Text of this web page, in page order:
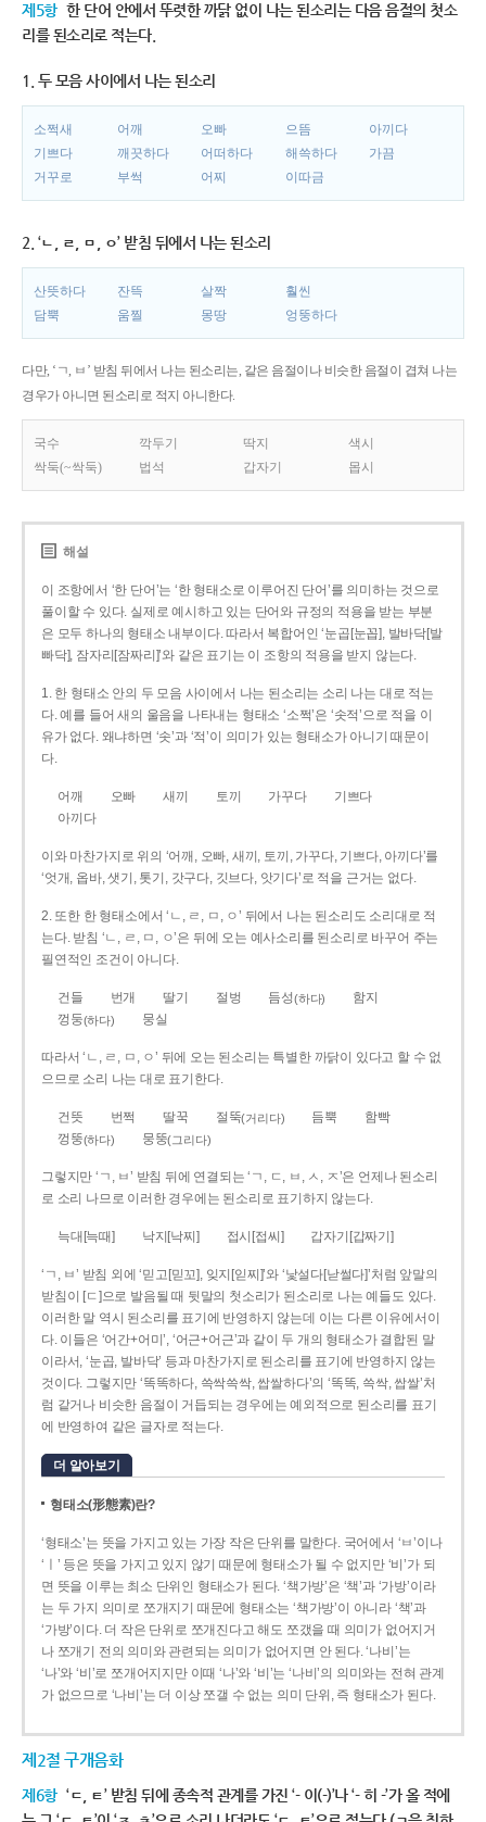
제5항 한 단어 안에서 뚜렷한 까닭 없이 나는 된소리는 다음 음절의 첫소
리를 된소리로 적는다.
1. 두 모음 사이에서 나는 된소리
소쩍새 어깨 오빠 으뜸
아끼다
기쁘다
깨끗하다 어떠하다 해쓱하다
가끔
거꾸로
부썩 어찌 이따금
2. ‘ㄴ, ㄹ, ㅁ, ㅇ’ 받침 뒤에서 나는 된소리
산뜻하다 잔뜩 살짝
훨씬
담뿍
움찔 몽땅 엉뚱하다
다만, ‘ㄱ, ㅂ’ 받침 뒤에서 나는 된소리는, 같은 음절이나 비슷한 음절이 겹쳐 나는
경우가 아니면 된소리로 적지 아니한다.
국수 깍두기 딱지
색시
싹둑(~싹둑)
법석 갑자기 몹시
해설
이 조항에서 ‘한 단어’는 ‘한 형태소로 이루어진 단어’를 의미하는 것으로
풀이할 수 있다. 실제로 예시하고 있는 단어와 규정의 적용을 받는 부분
은 모두 하나의 형태소 내부이다. 따라서 복합어인 ‘눈곱[눈꼽], 발바닥[발
빠닥], 잠자리[잠짜리]’와 같은 표기는 이 조항의 적용을 받지 않는다.
1. 한 형태소 안의 두 모음 사이에서 나는 된소리는 소리 나는 대로 적는
다. 예를 들어 새의 울음을 나타내는 형태소 ‘소쩍’은 ‘솟적’으로 적을 이
유가 없다. 왜냐하면 ‘솟’과 ‘적’이 의미가 있는 형태소가 아니기 때문이
다.
어깨 오빠 새끼 토끼 가꾸다
기쁘다
아끼다
이와 마찬가지로 위의 ‘어깨, 오빠, 새끼, 토끼, 가꾸다, 기쁘다, 아끼다’를
‘엇개, 옵바, 샛기, 톳기, 갓구다, 깃브다, 앗기다’로 적을 근거는 없다.
2. 또한 한 형태소에서 ‘ㄴ, ㄹ, ㅁ, ㅇ’ 뒤에서 나는 된소리도 소리대로 적
는다. 받침 ‘ㄴ, ㄹ, ㅁ, ㅇ’은 뒤에 오는 예사소리를 된소리로 바꾸어 주는
필연적인 조건이 아니다.
건들 번개 딸기 절벙 듬성(하다)
함지
껑둥(하다) 뭉실
따라서 ‘ㄴ, ㄹ, ㅁ, ㅇ’ 뒤에 오는 된소리는 특별한 까닭이 있다고 할 수 없
으므로 소리 나는 대로 표기한다.
건뜻 번쩍 딸꾹 절뚝(거리다) 듬뿍
함빡
껑뚱(하다) 뭉뚱(그리다)
그렇지만 ‘ㄱ, ㅂ’ 받침 뒤에 연결되는 ‘ㄱ, ㄷ, ㅂ, ㅅ, ㅈ’은 언제나 된소리
로 소리 나므로 이러한 경우에는 된소리로 표기하지 않는다.
늑대[늑때] 낙지[낙찌] 접시[접씨] 갑자기[갑짜기]
‘ㄱ, ㅂ’ 받침 외에 ‘믿고[믿꼬], 잊지[읻찌]’와 ‘낯설다[낟썰다]’처럼 앞말의
받침이 [ㄷ]으로 발음될 때 뒷말의 첫소리가 된소리로 나는 예들도 있다.
이러한 말 역시 된소리를 표기에 반영하지 않는데 이는 다른 이유에서이
다. 이들은 ‘어간+어미’, ‘어근+어근’과 같이 두 개의 형태소가 결합된 말
이라서, ‘눈곱, 발바닥’ 등과 마찬가지로 된소리를 표기에 반영하지 않는
것이다. 그렇지만 ‘똑똑하다, 쓱싹쓱싹, 쌉쌀하다’의 ‘똑똑, 쓱싹, 쌉쌀’처
럼 같거나 비슷한 음절이 거듭되는 경우에는 예외적으로 된소리를 표기
에 반영하여 같은 글자로 적는다.
더 알아보기
형태소(形態素)란?
‘형태소’는 뜻을 가지고 있는 가장 작은 단위를 말한다. 국어에서 ‘ㅂ’이나
‘ㅣ’ 등은 뜻을 가지고 있지 않기 때문에 형태소가 될 수 없지만 ‘비’가 되
면 뜻을 이루는 최소 단위인 형태소가 된다. ‘책가방’은 ‘책’과 ‘가방’이라
는 두 가지 의미로 쪼개지기 때문에 형태소는 ‘책가방’이 아니라 ‘책’과
‘가방’이다. 더 작은 단위로 쪼개진다고 해도 쪼갰을 때 의미가 없어지거
나 쪼개기 전의 의미와 관련되는 의미가 없어지면 안 된다. ‘나비’는
‘나’와 ‘비’로 쪼개어지지만 이때 ‘나’와 ‘비’는 ‘나비’의 의미와는 전혀 관계
가 없으므로 ‘나비’는 더 이상 쪼갤 수 없는 의미 단위, 즉 형태소가 된다.
제2절 구개음화
제6항 ‘ㄷ, ㅌ’ 받침 뒤에 종속적 관계를 가진 ‘- 이(-)’나 ‘- 히 -’가 올 적에